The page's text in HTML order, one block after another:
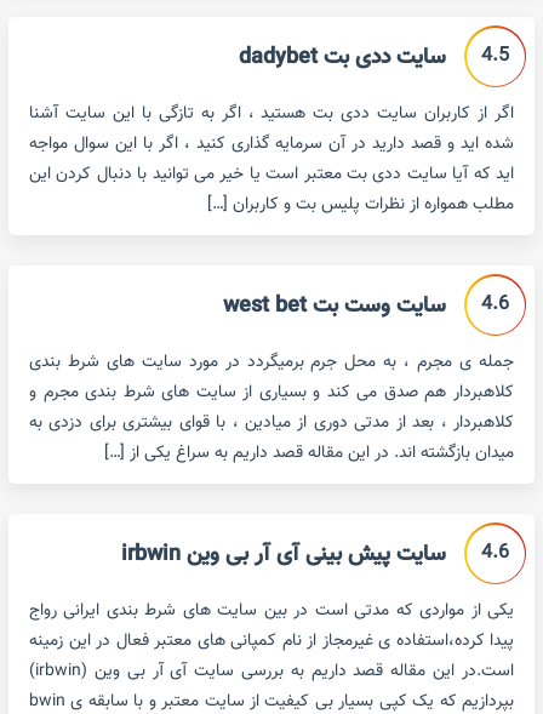
4.5 سایت ددی بت dadybet
اگر از کاربران سایت ددی بت هستید ، اگر به تازگی با این سایت آشنا
شده اید و قصد دارید در آن سرمایه گذاری کنید ، اگر با این سوال مواجه
اید که آیا سایت ددی بت معتبر است یا خیر می توانید با دنبال کردن این
مطلب همواره از نظرات پلیس بت و کاربران […]
4.6 سایت وست بت west bet
جمله ی مجرم ، به محل جرم برمیگردد در مورد سایت های شرط بندی
کلاهبردار هم صدق می کند و بسیاری از سایت های شرط بندی مجرم و
کلاهبردار ، بعد از مدتی دوری از میادین ، با قوای بیشتری برای دزدی به
میدان بازگشته اند. در این مقاله قصد داریم به سراغ یکی از […]
4.6 سایت پیش بینی آی آر بی وین irbwin
یکی از مواردی که مدتی است در بین سایت های شرط بندی ایرانی رواج
پیدا کرده،استفاده ی غیرمجاز از نام کمپانی های معتبر فعال در این زمینه
است.در این مقاله قصد داریم به بررسی سایت آی آر بی وین (irbwin)
بپردازیم که یک کپی بسیار بی کیفیت از سایت معتبر و با سابقه ی bwin